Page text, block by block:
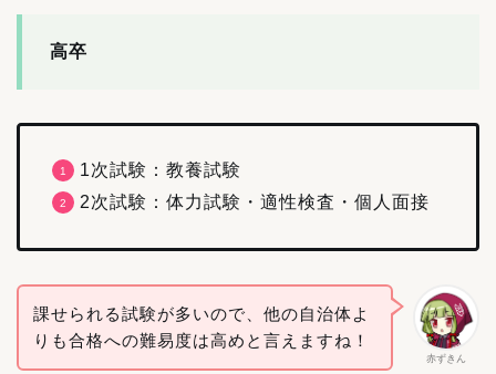
高卒
1次試験：教養試験
2次試験：体力試験・適性検査・個人面接
赤ずきん
課せられる試験が多いので、他の自治体よ
りも合格への難易度は高めと言えますね！